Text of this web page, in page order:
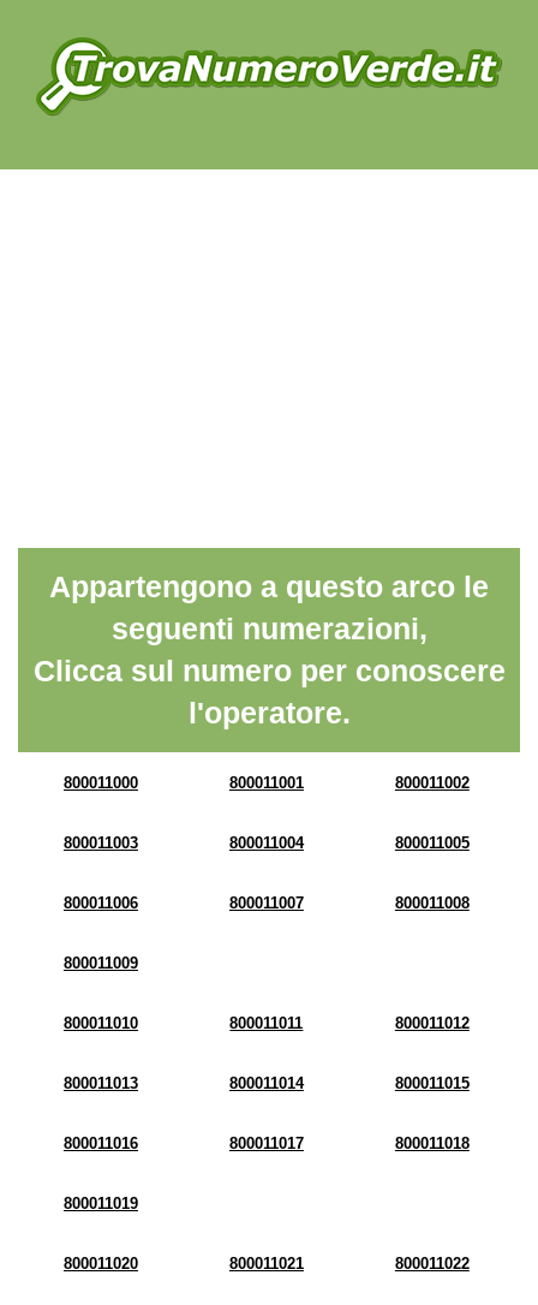
Appartengono a questo arco le
seguenti numerazioni,
Clicca sul numero per conoscere
l'operatore.
800011000 800011001 800011002
800011003 800011004 800011005
800011006 800011007 800011008
800011009
800011010 800011011 800011012
800011013 800011014 800011015
800011016 800011017 800011018
800011019
800011020 800011021 800011022